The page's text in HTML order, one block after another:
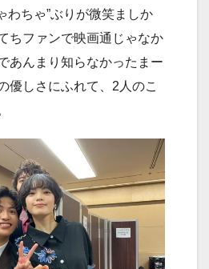
わちゃ”ぶりが微笑ましか
ちファンで映画通じゃなか
あんまり知らなかったまー
優しさにふれて、2人のこ